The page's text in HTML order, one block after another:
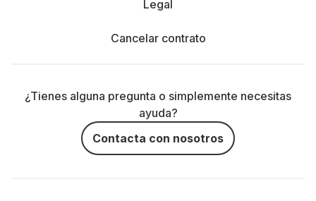
Legal
Cancelar contrato
¿Tienes alguna pregunta o simplemente necesitas
ayuda?
Contacta con nosotros